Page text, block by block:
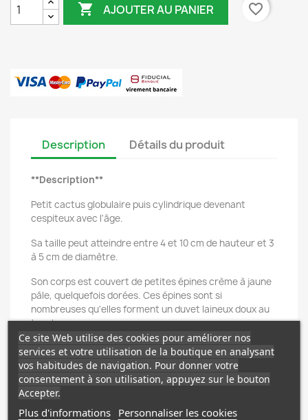
 AJOUTER AU PANIER favorite_border
Description Détails du produit
**Description**
Petit cactus globulaire puis cylindrique devenant
cespiteux avec l'âge.
Sa taille peut atteindre entre 4 et 10 cm de hauteur et 3
à 5 cm de diamètre.
Son corps est couvert de petites épines crème à jaune
pâle, quelquefois dorées. Ces épines sont si
nombreuses qu'elles forment un duvet laineux doux au
toucher.
Nombreuses petites fleurs formant une couronne à son
sommet au début du printemps. Ces fleurs, en forme
d'entonnoir sont de couleur crème à jaune pâle.
**Croissance**
Ce site Web utilise des cookies pour améliorer nos
services et votre utilisation de la boutique en analysant
vos habitudes de navigation. Pour donner votre
consentement à son utilisation, appuyez sur le bouton
Accepter.
Plus d'informations Personnaliser les cookies